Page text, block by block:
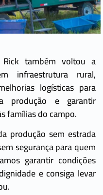
também voltou a
infraestrutura rural,
logísticas para
produção e garantir
famílias do campo.
produção sem estrada
segurança para quem
garantir condições
e consiga levar